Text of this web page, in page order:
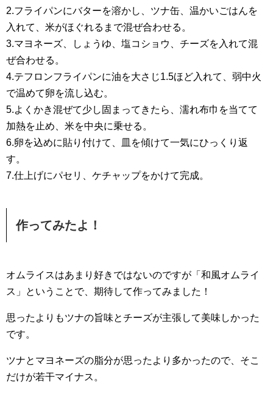
2.フライパンにバターを溶かし、ツナ缶、温かいごはんを
入れて、米がほぐれるまで混ぜ合わせる。
3.マヨネーズ、しょうゆ、塩コショウ、チーズを入れて混
ぜ合わせる。
4.テフロンフライパンに油を大さじ1.5ほど入れて、弱中火
で温めて卵を流し込む。
5.よくかき混ぜて少し固まってきたら、濡れ布巾を当てて
加熱を止め、米を中央に乗せる。
6.卵を込めに貼り付けて、皿を傾けて一気にひっくり返
す。
7.仕上げにパセリ、ケチャップをかけて完成。
作ってみたよ！
オムライスはあまり好きではないのですが「和風オムライ
ス」ということで、期待して作ってみました！
思ったよりもツナの旨味とチーズが主張して美味しかった
です。
ツナとマヨネーズの脂分が思ったより多かったので、そこ
だけが若干マイナス。